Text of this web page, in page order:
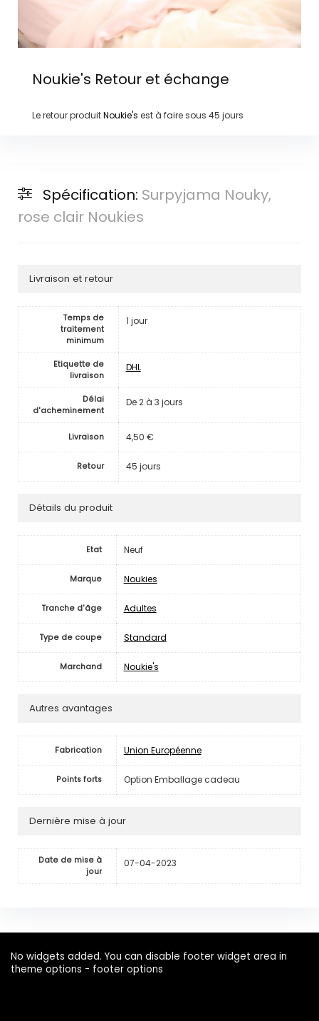
Noukie's Retour et échange
Le retour produitNoukie's est à faire sous 45 jours
Spécification: Surpyjama Nouky,
rose clair Noukies
Livraison et retour
Temps de
traitement
minimum
1 jour
Etiquette de
livraison
DHL
Délai
d'acheminement
De 2 à 3 jours
Livraison 4,50 €
Retour 45 jours
Détails du produit
Etat Neuf
Marque Noukies
Tranche d'âge Adultes
Type de coupe Standard
Marchand Noukie's
Autres avantages
Fabrication Union Européenne
Points forts Option Emballage cadeau
Dernière mise à jour
Date de mise à
jour
07-04-2023
No widgets added. You can disable footer widget area in
theme options - footer options